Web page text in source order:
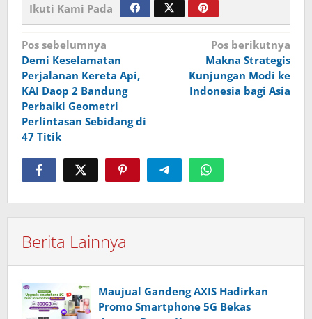
Ikuti Kami Pada
Navigasi
pos
Pos sebelumnya
Demi Keselamatan
Perjalanan Kereta Api,
KAI Daop 2 Bandung
Perbaiki Geometri
Perlintasan Sebidang di
47 Titik
Pos berikutnya
Makna Strategis
Kunjungan Modi ke
Indonesia bagi Asia
Berita Lainnya
Maujual Gandeng AXIS Hadirkan
Promo Smartphone 5G Bekas